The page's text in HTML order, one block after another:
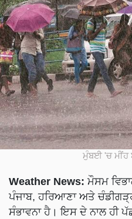
ਮੁੰਬਈ 'ਚ
Weather News: ਮੌਸਮ
ਪੰਜਾਬ, ਹਰਿਆਣਾ ਅਤੇ
ਸੰਭਾਵਨਾ ਹੈ। ਇਸ ਦੇ ਨਾਲ ਹੀ